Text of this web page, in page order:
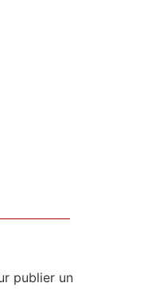
publier un